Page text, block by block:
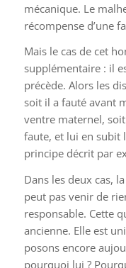
mécanique. Le
récompense d’une
Mais le cas de cet
supplémentaire : il
précède. Alors les
soit il a fauté avant
ventre maternel,
faute, et lui en subit
principe décrit par
Dans les deux cas,
peut pas venir de
responsable. Cette
ancienne. Elle est
posons encore
pourquoi lui ?